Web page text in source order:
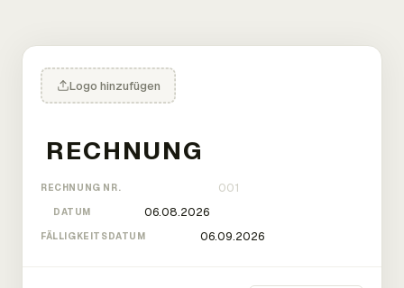
Logo hinzufügen
RECHNUNG NR.
DATUM
FÄLLIGKEITSDATUM